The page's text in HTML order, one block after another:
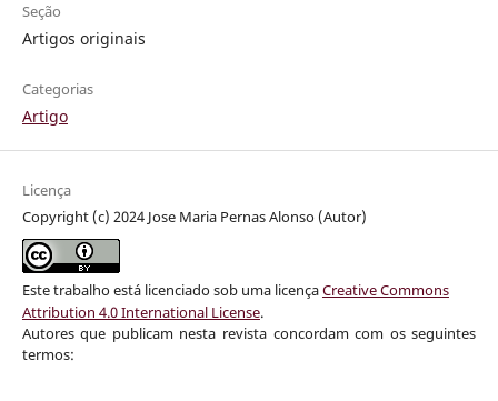
Seção
Artigos originais
Categorias
Artigo
Licença
Copyright (c) 2024 Jose Maria Pernas Alonso (Autor)
Este trabalho está licenciado sob uma licençaCreative Commons
Attribution 4.0 International License.
Autores que publicam nesta revista concordam com os seguintes
termos: